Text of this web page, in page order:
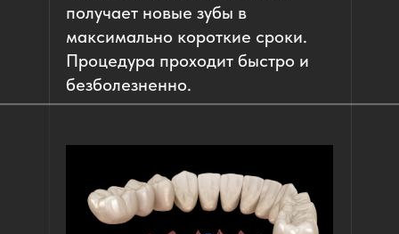
получает новые зубы в
максимально короткие сроки.
Процедура проходит быстро и
безболезненно.